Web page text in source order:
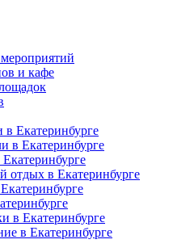
и кафе
в Екатеринбурге
в Екатеринбурге
отдых в Екатеринбурге
в Екатеринбурге
в Екатеринбурге